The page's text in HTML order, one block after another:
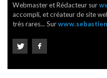
Webmaster et Rédacteur sur
accompli, et créateur de site
très rares... Sur